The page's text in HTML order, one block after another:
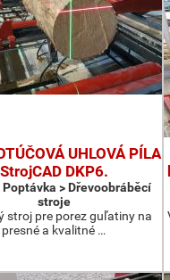
UHLOVÁ PÍLA
StrojCAD DKP6.
Poptávka > Dřevoobráběcí
stroje
stroj pre porez guľatiny na
presné a kvalitné …